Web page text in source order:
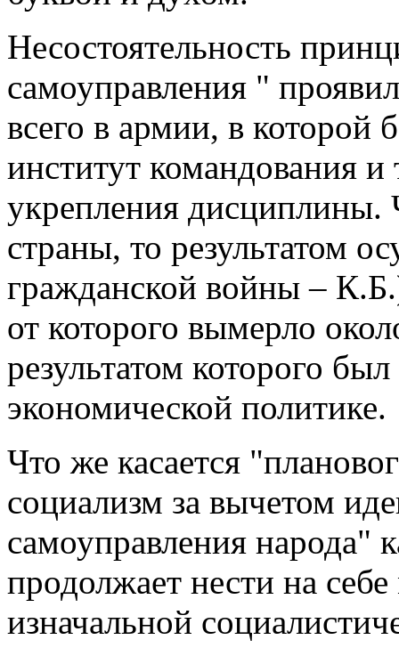
Несостоятельность
самоуправления "
всего в армии, в которой
институт командования и
укрепления дисциплины.
страны, то результатом
гражданской войны –
от которого вымерло
результатом которого
экономической политике.
Что же касается
социализм за вычетом
самоуправления народа"
продолжает нести на
изначальной